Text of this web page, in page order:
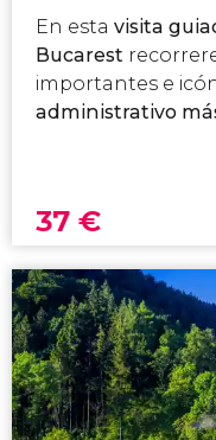
En esta visita
Bucarest
importantes e
administrativo
37 €